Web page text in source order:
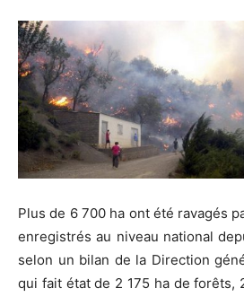
Plus de 6 700 ha ont été ravagés
enregistrés au niveau national
selon un bilan de la Direction
qui fait état de 2 175 ha de forêts,